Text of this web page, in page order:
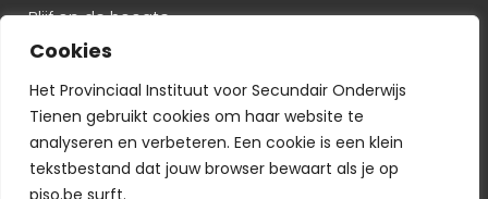
Cookies
Het Provinciaal Instituut voor Secundair Onderwijs
Tienen gebruikt cookies om haar website te
analyseren en verbeteren. Een cookie is een klein
tekstbestand dat jouw browser bewaart als je op
piso.be surft.
» Blijf op de hoogte
Veelgestelde vragen